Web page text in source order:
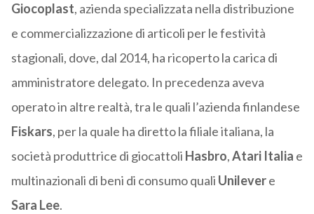
Giocoplast, azienda specializzata nella distribuzione
e commercializzazione di articoli per le festività
stagionali, dove, dal 2014, ha ricoperto la carica di
amministratore delegato. In precedenza aveva
operato in altre realtà, tra le quali l’azienda finlandese
Fiskars, per la quale ha diretto la filiale italiana, la
società produttrice di giocattoli Hasbro,Atari Italia e
multinazionali di beni di consumo quali Unilevere
Sara Lee.